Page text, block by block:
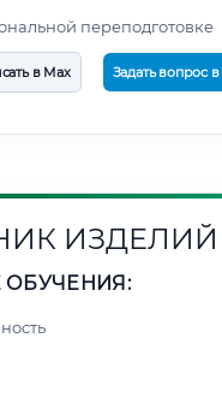
переподготовке
в Max Задать вопрос
ОБУЧЕНИЯ: